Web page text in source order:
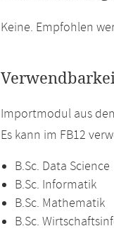
Keine. Empfohlen
Importmodul aus
Es kann im FB12
B.Sc. Data Science
B.Sc. Informatik
B.Sc. Mathematik
B.Sc.